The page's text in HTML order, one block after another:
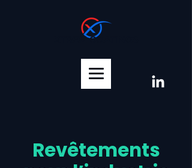
XTREM COATINGS
Revêtements